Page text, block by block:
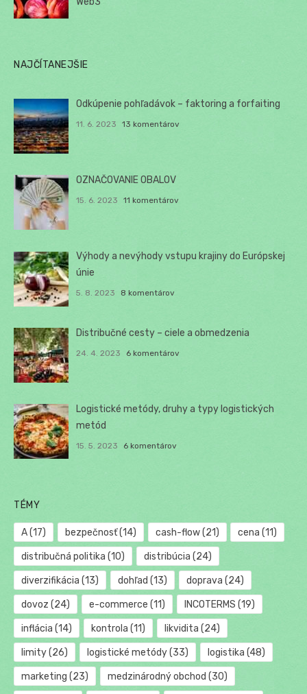
NAJČÍTANEJŠIE
Odkúpenie pohľadávok – faktoring a forfaiting
11. 6. 2023 13 komentárov
OZNAČOVANIE OBALOV
15. 6. 2023 11 komentárov
Výhody a nevýhody vstupu krajiny do Európskej
únie
5. 8. 2023 8 komentárov
Distribučné cesty – ciele a obmedzenia
24. 4. 2023 6 komentárov
Logistické metódy, druhy a typy logistických
metód
15. 5. 2023 6 komentárov
TÉMY
A(17) bezpečnosť(14) cash-flow(21) cena (11)
distribučná politika (10) distribúcia (24)
diverzifikácia (13) dohľad (13) doprava (24)
dovoz (24) e-commerce (11) INCOTERMS (19)
inflácia (14) kontrola (11) likvidita (24)
limity(26) logistické metódy(33) logistika (48)
marketing (23) medzinárodný obchod (30)